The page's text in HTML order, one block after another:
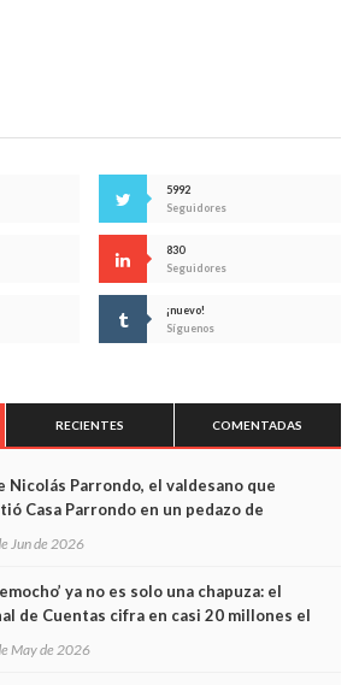
5992
Seguidores
830
Seguidores
¡nuevo!
Síguenos
RECIENTES COMENTADAS
Nicolás Parrondo, el valdesano que
Casa Parrondo en un pedazo de
en Madrid
Jun de 2026
ya no es solo una chapuza: el
de Cuentas cifra en casi 20 millones el
de los trenes que no cabían por los
May de 2026